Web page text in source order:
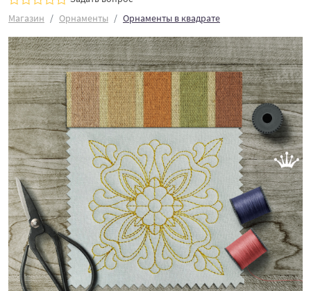
Магазин
Орнаменты Орнаменты в квадрате